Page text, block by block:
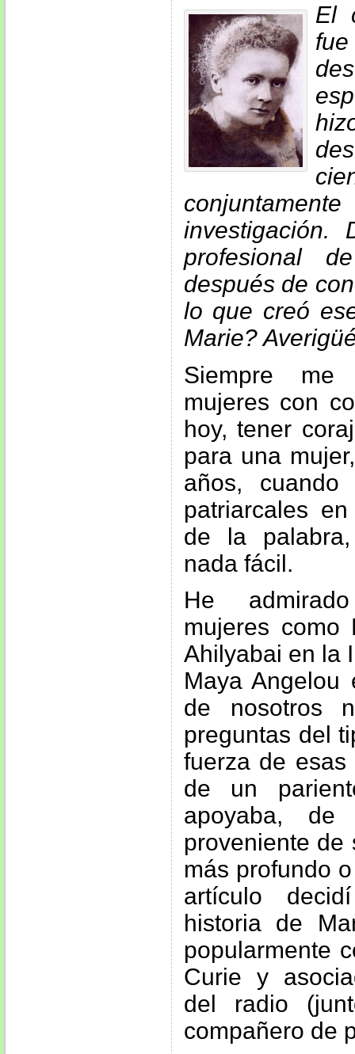
El
investigación.
profesional
después de
lo que creó
Marie?
Siempre
mujeres con
hoy, tener
para una
años, cuando
patriarcales
de la
nada fácil.
He
mujeres como
Ahilyabai en la
Maya Angelou
de nosotros
preguntas del
fuerza de esas
de un
apoyaba,
proveniente de
más profundo
artículo
historia de
popularmente
Curie y
del radio
compañero de